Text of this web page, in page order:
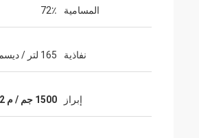
المسامية 72٪
نفاذية 165 لتر / ديسم 2
إبراز 1500 جم / م 2 شعر متكلس من الألياف البرازية